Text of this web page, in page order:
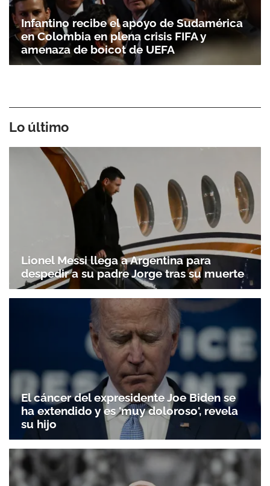
Infantino recibe el apoyo de Sudamérica
en Colombia en plena crisis FIFA y
amenaza de boicot de UEFA
Lo último
Lionel Messi llega a Argentina para
despedir a su padre Jorge tras su muerte
El cáncer del expresidente Joe Biden se
ha extendido y es 'muy doloroso', revela
su hijo